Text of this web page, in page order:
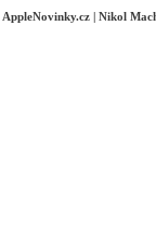
AppleNovinky.cz | Nikol